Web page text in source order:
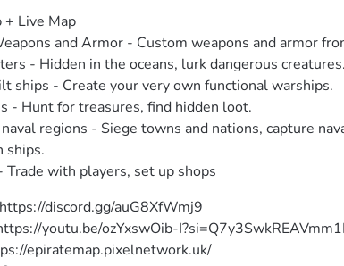
+ Live Map
and Armor - Custom weapons and armor
- Hidden in the oceans, lurk dangerous
ships - Create your very own functional warships.
- Hunt for treasures, find hidden loot.
regions - Siege towns and nations, capture
ships.
Trade with players, set up shops
discord.gg/auG8XfWmj9
youtu.be/ozYxswOib-
epiratemap.pixelnetwork.uk/